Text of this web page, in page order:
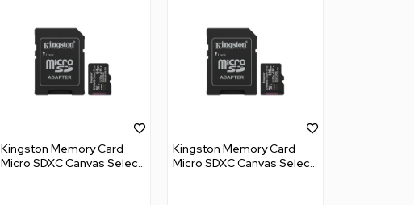
Kingston Memory Card
Micro SDXC Canvas Select
Kingston Memory Card
Micro SDXC Canvas Select